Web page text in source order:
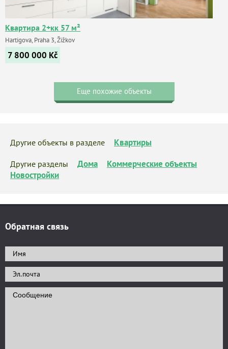
Квартира 2+кк 57 м²
Hartigova, Praha 3, Žižkov
7 800 000 Kč
Еще похожие объекты
Другие объекты в разделе Квартиры
Другие разделы Дома
Коммерческие объекты
Новостройки
Обратная связь